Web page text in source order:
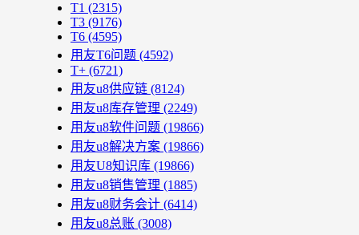
T1 (2315)
T3 (9176)
T6 (4595)
用友T6问题 (4592)
T+ (6721)
用友u8供应链 (8124)
用友u8库存管理 (2249)
用友u8软件问题 (19866)
用友u8解决方案 (19866)
用友U8知识库 (19866)
用友u8销售管理 (1885)
用友u8财务会计 (6414)
用友u8总账 (3008)